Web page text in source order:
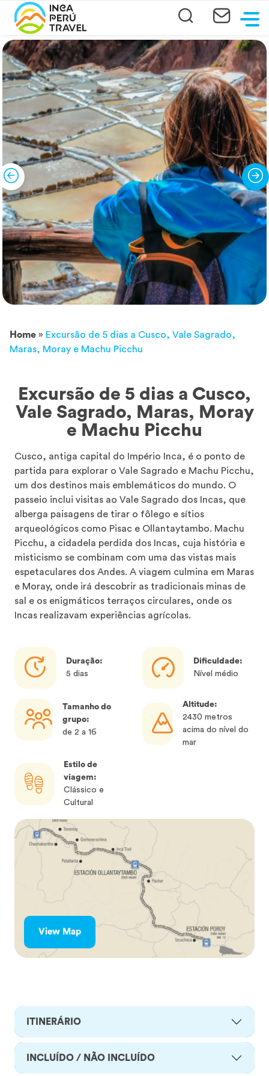
Home » Excursão de 5 dias a Cusco, Vale Sagrado,
Maras, Moray e Machu Picchu
Excursão de 5 dias a Cusco,
Vale Sagrado, Maras, Moray
e Machu Picchu
Cusco, antiga capital do Império Inca, é o ponto de
partida para explorar o Vale Sagrado e Machu Picchu,
um dos destinos mais emblemáticos do mundo. O
passeio inclui visitas ao Vale Sagrado dos Incas, que
alberga paisagens de tirar o fôlego e sítios
arqueológicos como Pisac e Ollantaytambo. Machu
Picchu, a cidadela perdida dos Incas, cuja história e
misticismo se combinam com uma das vistas mais
espetaculares dos Andes. A viagem culmina em Maras
e Moray, onde irá descobrir as tradicionais minas de
sal e os enigmáticos terraços circulares, onde os
Incas realizavam experiências agrícolas.
Duração:
5 dias
Dificuldade:
Nível médio
Tamanho do
grupo:
de 2 a 16
Altitude:
2430 metros
acima do nível do
mar
Estilo de
viagem:
Clássico e
Cultural
View Map
ITINERÁRIO
INCLUÍDO / NÃO INCLUÍDO